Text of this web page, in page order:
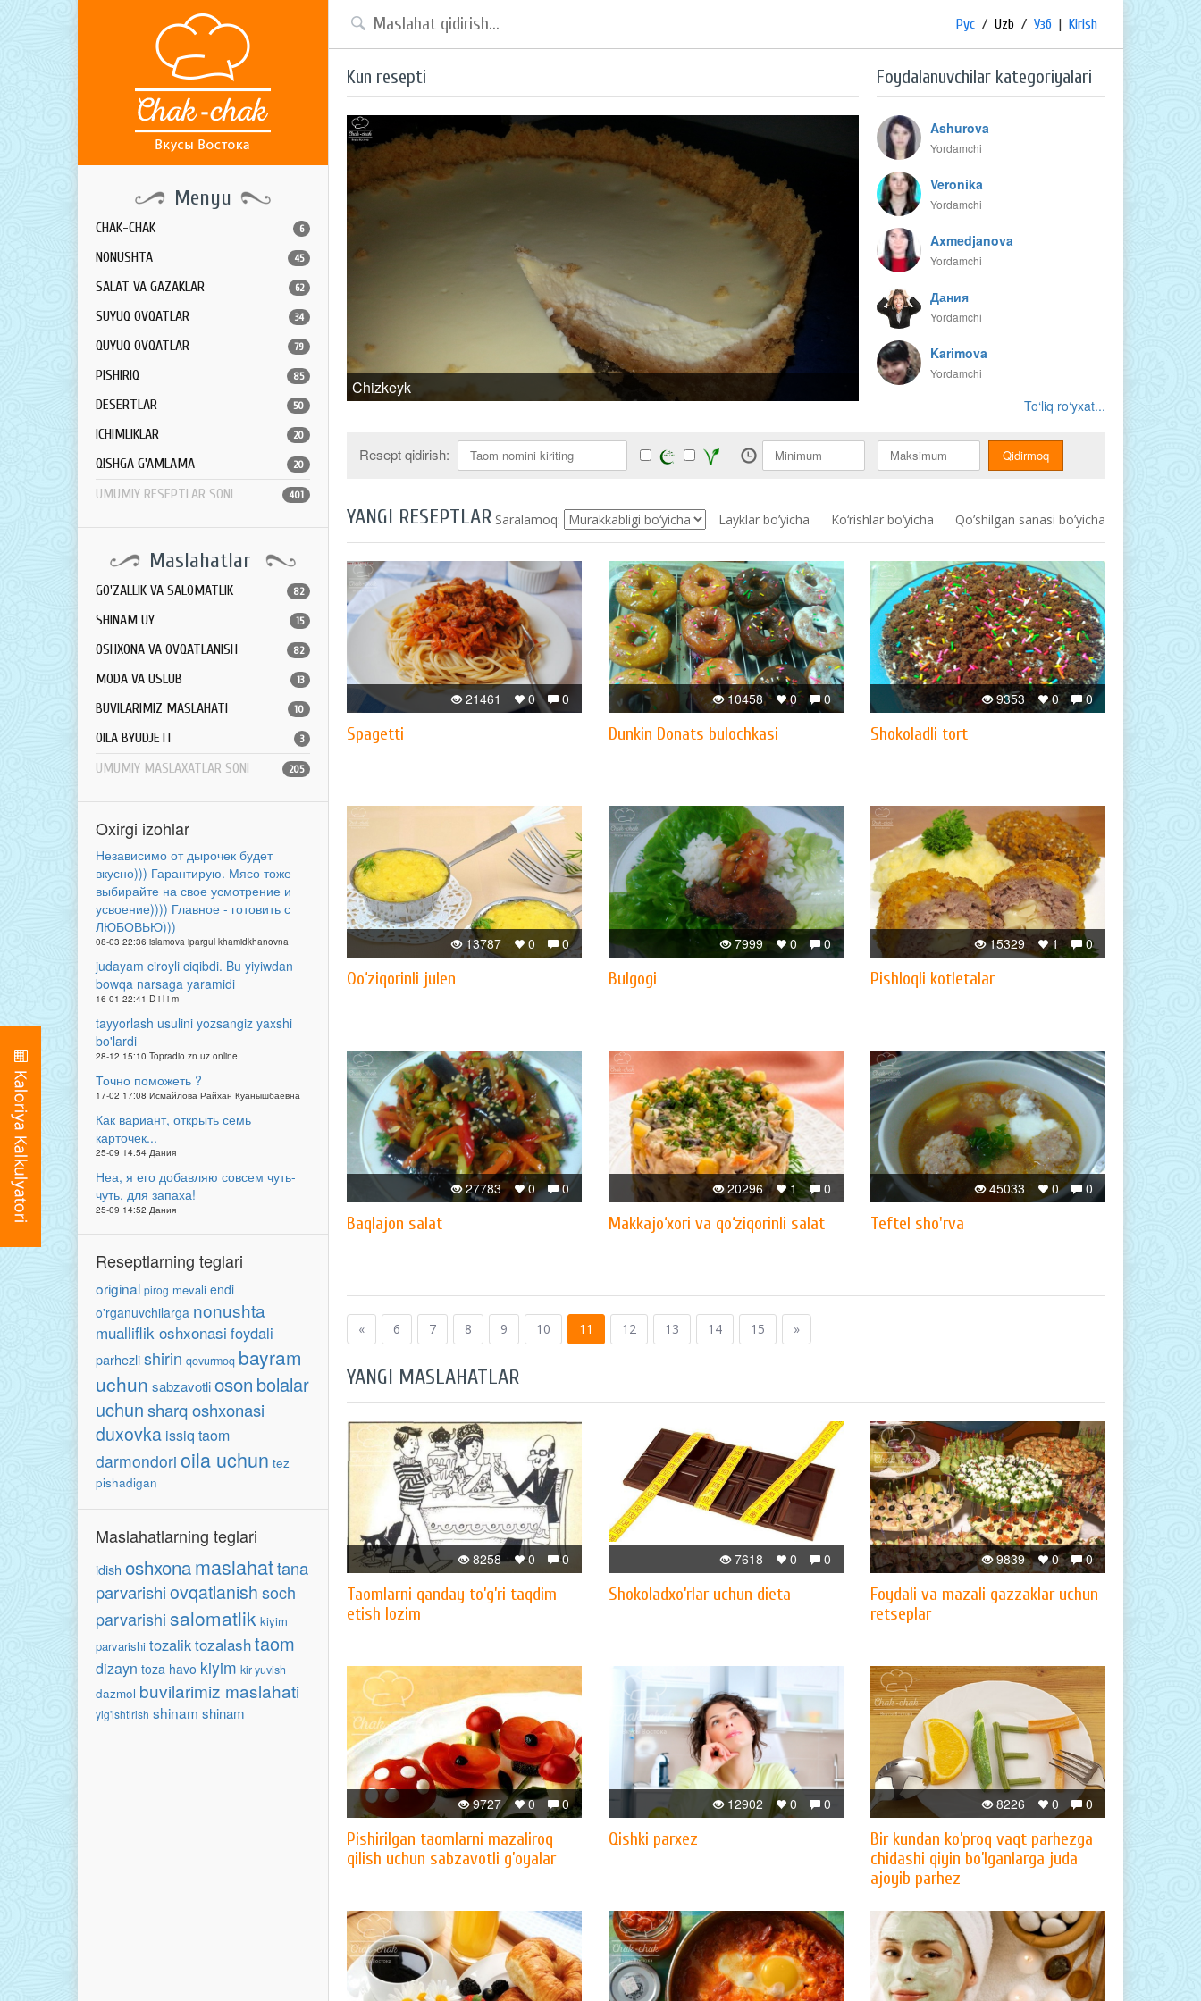
Menyu
CHAK-CHAK 6
NONUSHTA 45
SALAT VA GAZAKLAR 62
SUYUQ OVQATLAR 34
QUYUQ OVQATLAR 79
PISHIRIQ 85
DESERTLAR 50
ICHIMLIKLAR 20
QISHGA G'AMLAMA 20
UMUMIY RESEPTLAR SONI 401
Maslahatlar
GO'ZALLIK VA SALOMATLIK 82
SHINAM UY 15
OSHXONA VA OVQATLANISH 82
MODA VA USLUB 13
BUVILARIMIZ MASLAHATI 10
OILA BYUDJETI 3
UMUMIY MASLAXATLAR SONI 205
Oxirgi izohlar
Независимо от дырочек будет
вкусно))) Гарантирую. Мясо тоже
выбирайте на свое усмотрение и
усвоение)))) Главное - готовить с
ЛЮБОВЬЮ)))
08-03 22:36 islamova ipargul khamidkhanovna
judayam ciroyli ciqibdi. Bu yiyiwdan
bowqa narsaga yaramidi
16-01 22:41 D i l i m
tayyorlash usulini yozsangiz yaxshi
bo'lardi
28-12 15:10 Topradio.zn.uz online
Точно поможеть ?
17-02 17:08 Исмайлова Райхан Куанышбаевна
Как вариант, открыть семь
карточек...
25-09 14:54 Дания
Неа, я его добавляю совсем чуть-
чуть, для запаха!
25-09 14:52 Дания
Reseptlarning teglari
original pirog mevali endi
o'rganuvchilarga nonushta
mualliflik oshxonasi foydali
parhezlishirin qovurmoq bayram
uchun sabzavotlioson bolalar
uchunsharq oshxonasi
duxovka issiq taom
darmondori oila uchun tez
pishadigan
Maslahatlarning teglari
idish oshxonamaslahattana
parvarishiovqatlanishsoch
parvarishisalomatlik kiyim
parvarishi tozaliktozalashtaom
dizayn toza havo kiyim kir yuvish
dazmol buvilarimiz maslahati
yig'ishtirish shinam shinam
Рус / Uzb / Узб | Kirish
Kun resepti
Chizkeyk
Foydalanuvchilar kategoriyalari
Ashurova
Yordamchi
Veronika
Yordamchi
Axmedjanova
Yordamchi
Дания
Yordamchi
Karimova
Yordamchi
To‘liq ro‘yxat...
Resept qidirish:
YANGI RESEPTLAR Saralamoq: Layklar bo’yicha Ko‘rishlar bo‘yicha Qo’shilgan sanasi bo’yicha
0
0
21461
Spagetti
0
0
10458
Dunkin Donats bulochkasi
0
0
9353
Shokoladli tort
0
0
13787
Qo‘ziqorinli julen
0
0
7999
Bulgogi
0
1
15329
Pishloqli kotletalar
0
0
27783
Baqlajon salat
0
1
20296
Makkajo‘xori va qo‘ziqorinli salat
0
0
45033
Teftel sho'rva
« 6 7 8 9 10 11 12 13 14 15 »
YANGI MASLAHATLAR
0
0
8258
Taomlarni qanday to’g’ri taqdim
etish lozim
0
0
7618
Shokoladxo’rlar uchun dieta
0
0
9839
Foydali va mazali gazzaklar uchun
retseplar
0
0
9727
Pishirilgan taomlarni mazaliroq
qilish uchun sabzavotli g’oyalar
0
0
12902
Qishki parxez
0
0
8226
Bir kundan ko’proq vaqt parhezga
chidashi qiyin bo’lganlarga juda
ajoyib parhez